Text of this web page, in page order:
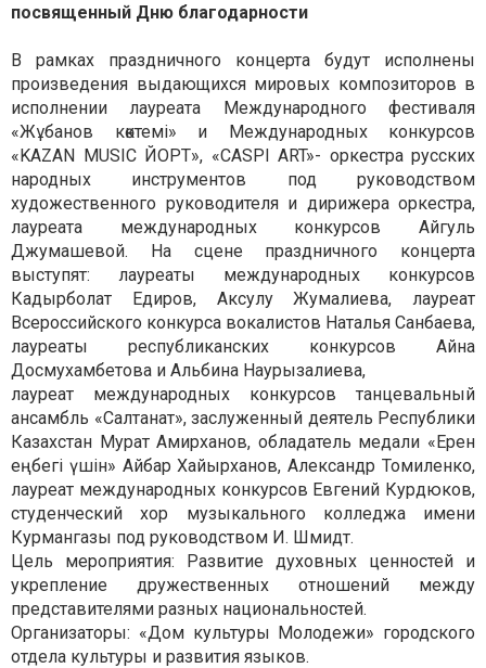
посвященный Дню благодарности
В рамках праздничного концерта будут исполнены
произведения выдающихся мировых композиторов в
исполнении лауреата Международного фестиваля
«Жұбанов көктемі» и Международных конкурсов
«KAZAN MUSIC ЙОРТ», «CASPI ART»- оркестра русских
народных инструментов под руководством
художественного руководителя и дирижера оркестра,
лауреата международных конкурсов Айгуль
Джумашевой. На сцене праздничного концерта
выступят: лауреаты международных конкурсов
Кадырболат Едиров, Аксулу Жумалиева, лауреат
Всероссийского конкурса вокалистов Наталья Санбаева,
лауреаты республиканских конкурсов Айна
Досмухамбетова и Альбина Наурызалиева,
лауреат международных конкурсов танцевальный
ансамбль «Салтанат», заслуженный деятель Республики
Казахстан Мурат Амирханов, обладатель медали «Ерен
еңбегі үшін» Айбар Хайырханов, Александр Томиленко,
лауреат международных конкурсов Евгений Курдюков,
студенческий хор музыкального колледжа имени
Курмангазы под руководством И. Шмидт.
Цель мероприятия: Развитие духовных ценностей и
укрепление дружественных отношений между
представителями разных национальностей.
Организаторы: «Дом культуры Молодежи» городского
отдела культуры и развития языков.